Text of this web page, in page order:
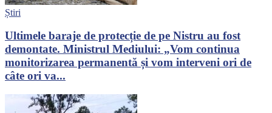
Știri
Ultimele baraje de protecție de pe Nistru au fost
demontate. Ministrul Mediului: „Vom continua
monitorizarea permanentă și vom interveni ori de
câte ori va...